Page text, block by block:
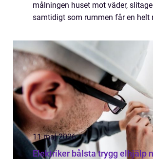
målningen huset mot väder,
samtidigt som rummen får en helt
kustklimat och många äldre
11 maj 2026
Elektriker bålsta trygg